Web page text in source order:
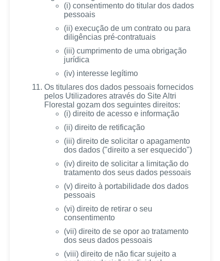
(i) consentimento do titular dos dados
pessoais
(ii) execução de um contrato ou para
diligências pré-contratuais
(iii) cumprimento de uma obrigação
jurídica
(iv) interesse legítimo
Os titulares dos dados pessoais fornecidos
pelos Utilizadores através do Site Altri
Florestal gozam dos seguintes direitos:
(i) direito de acesso e informação
(ii) direito de retificação
(iii) direito de solicitar o apagamento
dos dados ("direito a ser esquecido")
(iv) direito de solicitar a limitação do
tratamento dos seus dados pessoais
(v) direito à portabilidade dos dados
pessoais
(vi) direito de retirar o seu
consentimento
(vii) direito de se opor ao tratamento
dos seus dados pessoais
(viii) direito de não ficar sujeito a